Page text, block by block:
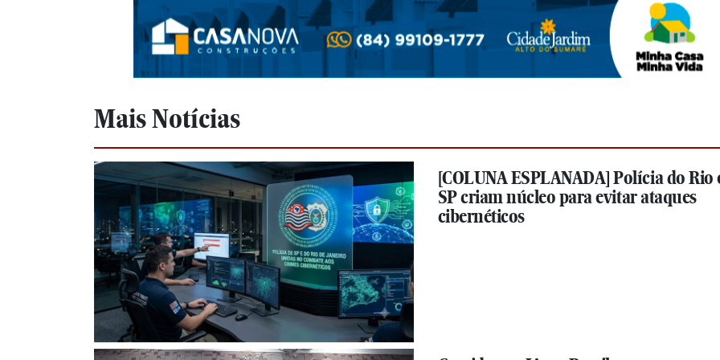
Mais Notícias
[COLUNA ESPLANADA] Polícia do Rio
SP criam núcleo para evitar ataques
cibernéticos